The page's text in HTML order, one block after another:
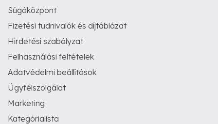
Súgóközpont
Fizetési tudnivalók és díjtáblázat
Hirdetési szabályzat
Felhasználási feltételek
Adatvédelmi beállítások
Ügyfélszolgálat
Marketing
Kategórialista